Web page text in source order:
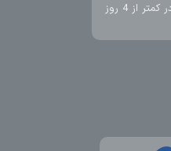
ارسال سریع محصول در کمتر از 4 روز